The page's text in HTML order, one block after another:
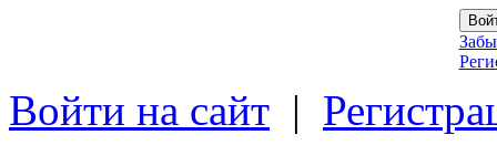
Войти на сайт |